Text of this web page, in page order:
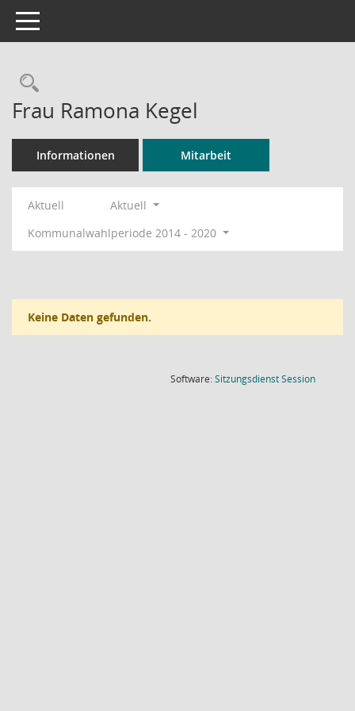
Toggle navigation
Rechercheauswahl
Frau Ramona Kegel
Informationen Mitarbeit
Aktuell
Aktuell
Kommunalwahlperiode 2014 - 2020
Keine Daten gefunden.
Software:SitzungsdienstSession(Wird in